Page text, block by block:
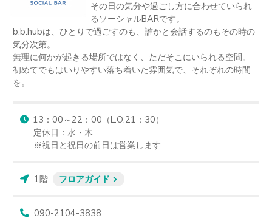
その日の気分や過ごし方に合わせていられ
るソーシャルBARです。
b.b.hubは、ひとりで過ごすのも、誰かと会話するのもその時の
気分次第。
無理に何かが起きる場所ではなく、ただそこにいられる空間。
初めてでもはいりやすい落ち着いた雰囲気で、それぞれの時間
を。
13：00～22：00（L.O.21：30）
定休日：水・木
※祝日と祝日の前日は営業します
1階 フロアガイド
090-2104-3838